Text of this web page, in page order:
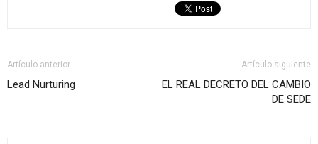
Artículo anterior
Lead Nurturing
Artículo siguiente
EL REAL DECRETO DEL CAMBIO
DE SEDE